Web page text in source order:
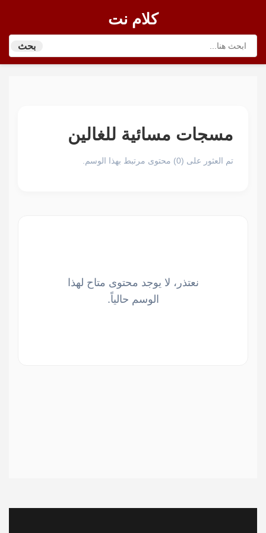
كلام نت
بحث
مسجات مسائية للغالين
تم العثور على (0) محتوى مرتبط بهذا الوسم.
نعتذر، لا يوجد محتوى متاح لهذا
الوسم حالياً.